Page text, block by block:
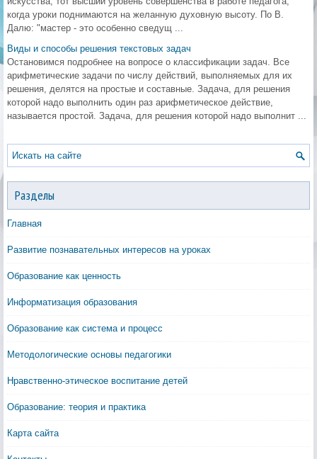
когда уроки поднимаются на желанную духовную высоту. По В.
Далю: "мастер - это особенно сведущ ...
Виды и способы решения текстовых задач
Остановимся подробнее на вопросе о классификации задач. Все
арифметические задачи по числу действий, выполняемых для их
решения, делятся на простые и составные. Задача, для решения
которой надо выполнить один раз арифметическое действие,
называется простой. Задача, для решения которой надо выполнит ...
Разделы
Главная
Развитие познавательных интересов на уроках
Образование как ценность
Информатизация образования
Образование как система и процесс
Методологические основы педагогики
Нравственно-этическое воспитание детей
Образование: теория и практика
Карта сайта